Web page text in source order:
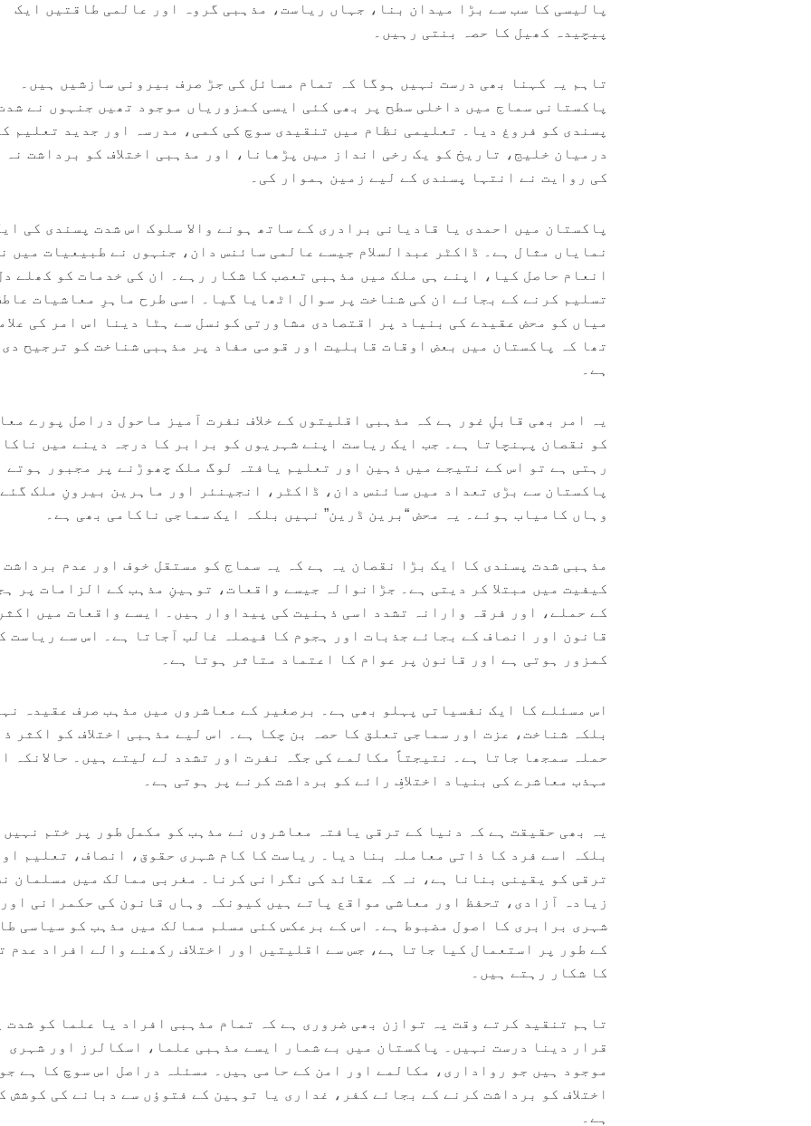
پالیسی کا سب سے بڑا میدان بنا، جہاں ریاست، مذہبی گروہ اور عالمی طاقتیں ایک
پیچیدہ کھیل کا حصہ بنتی رہیں۔
تاہم یہ کہنا بھی درست نہیں ہوگا کہ تمام مسائل کی جڑ صرف بیرونی سازشیں ہیں۔
پاکستانی سماج میں داخلی سطح پر بھی کئی ایسی کمزوریاں موجود تھیں جنہوں نے
پسندی کو فروغ دیا۔ تعلیمی نظام میں تنقیدی سوچ کی کمی، مدرسہ اور جدید تعلیم
درمیان خلیج، تاریخ کو یک رخی انداز میں پڑھانا، اور مذہبی اختلاف کو برداشت نہ
کی روایت نے انتہا پسندی کے لیے زمین ہموار کی۔
پاکستان میں احمدی یا قادیانی برادری کے ساتھ ہونے والا سلوک اس شدت پسندی کی
نمایاں مثال ہے۔ ڈاکٹر عبدالسلام جیسے عالمی سائنس دان، جنہوں نے طبیعیات میں
انعام حاصل کیا، اپنے ہی ملک میں مذہبی تعصب کا شکار رہے۔ ان کی خدمات کو کھلے
تسلیم کرنے کے بجائے ان کی شناخت پر سوال اٹھایا گیا۔ اسی طرح ماہرِ معاشیات
میاں کو محض عقیدے کی بنیاد پر اقتصادی مشاورتی کونسل سے ہٹا دینا اس امر کی
تھا کہ پاکستان میں بعض اوقات قابلیت اور قومی مفاد پر مذہبی شناخت کو ترجیح
ہے۔
یہ امر بھی قابلِ غور ہے کہ مذہبی اقلیتوں کے خلاف نفرت آمیز ماحول دراصل پورے
کو نقصان پہنچاتا ہے۔ جب ایک ریاست اپنے شہریوں کو برابر کا درجہ دینے میں
رہتی ہے تو اس کے نتیجے میں ذہین اور تعلیم یافتہ لوگ ملک چھوڑنے پر مجبور ہوتے
پاکستان سے بڑی تعداد میں سائنس دان، ڈاکٹر، انجینئر اور ماہرین بیرونِ ملک گئے
وہاں کامیاب ہوئے۔ یہ محض “برین ڈرین” نہیں بلکہ ایک سماجی ناکامی بھی ہے۔
مذہبی شدت پسندی کا ایک بڑا نقصان یہ ہے کہ یہ سماج کو مستقل خوف اور عدم برداشت
کیفیت میں مبتلا کر دیتی ہے۔ جڑانوالہ جیسے واقعات، توہینِ مذہب کے الزامات پر
کے حملے، اور فرقہ وارانہ تشدد اسی ذہنیت کی پیداوار ہیں۔ ایسے واقعات میں اکثر
قانون اور انصاف کے بجائے جذبات اور ہجوم کا فیصلہ غالب آجاتا ہے۔ اس سے ریاست
کمزور ہوتی ہے اور قانون پر عوام کا اعتماد متاثر ہوتا ہے۔
اس مسئلے کا ایک نفسیاتی پہلو بھی ہے۔ برصغیر کے معاشروں میں مذہب صرف عقیدہ
بلکہ شناخت، عزت اور سماجی تعلق کا حصہ بن چکا ہے۔ اس لیے مذہبی اختلاف کو اکثر
حملہ سمجھا جاتا ہے۔ نتیجتاً مکالمے کی جگہ نفرت اور تشدد لے لیتے ہیں۔ حالانکہ
مہذب معاشرے کی بنیاد اختلافِ رائے کو برداشت کرنے پر ہوتی ہے۔
یہ بھی حقیقت ہے کہ دنیا کے ترقی یافتہ معاشروں نے مذہب کو مکمل طور پر ختم نہیں
بلکہ اسے فرد کا ذاتی معاملہ بنا دیا۔ ریاست کا کام شہری حقوق، انصاف، تعلیم
ترقی کو یقینی بنانا ہے، نہ کہ عقائد کی نگرانی کرنا۔ مغربی ممالک میں مسلمان
زیادہ آزادی، تحفظ اور معاشی مواقع پاتے ہیں کیونکہ وہاں قانون کی حکمرانی اور
شہری برابری کا اصول مضبوط ہے۔ اس کے برعکس کئی مسلم ممالک میں مذہب کو سیاسی
کے طور پر استعمال کیا جاتا ہے، جس سے اقلیتیں اور اختلاف رکھنے والے افراد عدم
کا شکار رہتے ہیں۔
تاہم تنقید کرتے وقت یہ توازن بھی ضروری ہے کہ تمام مذہبی افراد یا علما کو شدت
قرار دینا درست نہیں۔ پاکستان میں بے شمار ایسے مذہبی علما، اسکالرز اور شہری
موجود ہیں جو رواداری، مکالمے اور امن کے حامی ہیں۔ مسئلہ دراصل اس سوچ کا ہے جو
اختلاف کو برداشت کرنے کے بجائے کفر، غداری یا توہین کے فتوؤں سے دبانے کی کوشش
ہے۔